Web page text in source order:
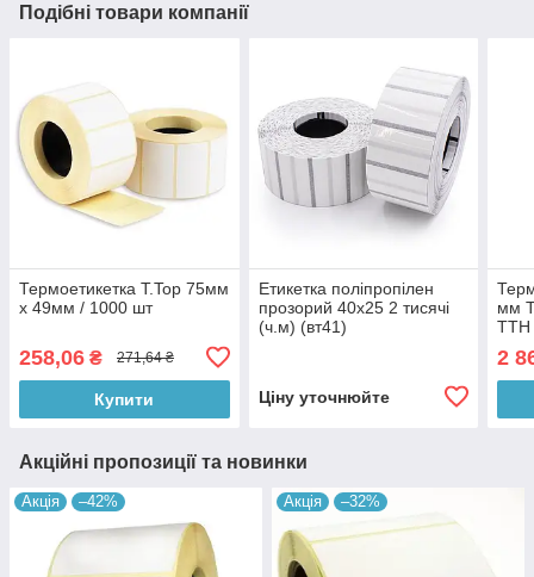
Подібні товари компанії
Термоетикетка T.Top 75мм
х 49мм / 1000 шт
258,06 ₴ 271,64 ₴
Купити
Етикетка поліпропілен
прозорий 40x25 2 тисячі
(ч.м) (вт41)
Ціну уточнюйте
мм
ТТН
шт.
2
Акційні пропозиції та новинки
Акція –42% Акція –32%